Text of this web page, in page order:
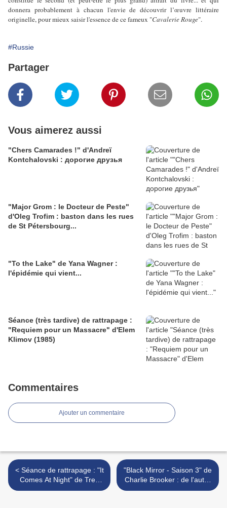
donnera probablement à chacun l'envie de découvrir l’œuvre littéraire
originelle, pour mieux saisir l'essence de ce fameux "Cavalerie Rouge".
#Russie
Partager
Vous aimerez aussi
"Chers Camarades !" d'Andreï
Kontchalovski : дорогие друзья
"Major Grom : le Docteur de Peste"
d'Oleg Trofim : baston dans les rues
de St Pétersbourg...
"To the Lake" de Yana Wagner :
l'épidémie qui vient...
Séance (très tardive) de rattrapage :
"Requiem pour un Massacre" d'Elem
Klimov (1985)
Commentaires
Ajouter un commentaire
< Séance de rattrapage : "It
Comes At Night" de Trey
Edward Shults
"Black Mirror - Saison 3" de
Charlie Brooker : de l'autre
côté de l'Atlantique >